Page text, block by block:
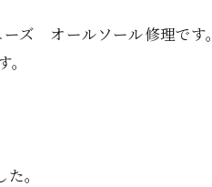
オールソール修理です。
。